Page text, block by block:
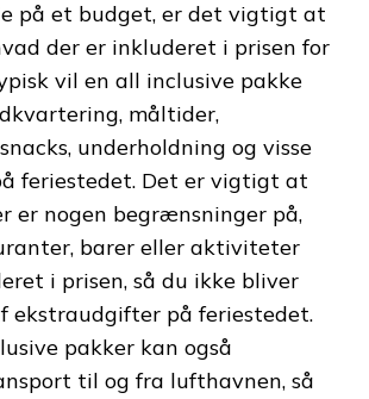
på et budget, er det vigtigt at
der er inkluderet i prisen for
vil en all inclusive pakke
måltider,
underholdning og visse
feriestedet. Det er vigtigt at
er nogen begrænsninger på,
barer eller aktiviteter
i prisen, så du ikke bliver
ekstraudgifter på feriestedet.
pakker kan også
til og fra lufthavnen, så